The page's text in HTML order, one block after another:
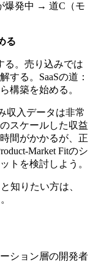
爆発中 → 道C（モ
る
る。売り込みでは
する。SaaSの道：
構築を始める。
収入データは非常
スケールした収益
間がかかるが、正
Market Fitのシ
トを検討しよう。
知りたい方は、
ション層の開発者